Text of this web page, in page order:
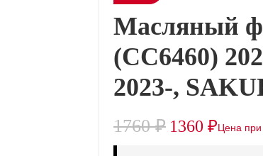
Масляный
(CC6460)
2023-,
1760₽ 1360 ₽